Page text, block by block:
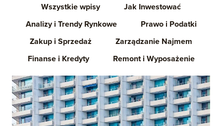
Wszystkie wpisy
Jak Inwestować
Analizy i Trendy Rynkowe
Prawo i Podatki
Zakup i Sprzedaż
Zarządzanie Najmem
Finanse i Kredyty
Remont i Wyposażenie